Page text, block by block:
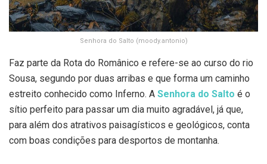
Senhora do Salto (moody.antonio)
Faz parte da Rota do Românico e refere-se ao curso do rio
Sousa, segundo por duas arribas e que forma um caminho
estreito conhecido como Inferno. A Senhora do Salto é o
sítio perfeito para passar um dia muito agradável, já que,
para além dos atrativos paisagísticos e geológicos, conta
com boas condições para desportos de montanha.